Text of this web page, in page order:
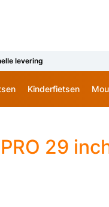
levering
Kinderfietsen
29